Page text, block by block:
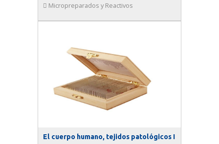
Micropreparados y Reactivos
El cuerpo humano, tejidos patológicos I